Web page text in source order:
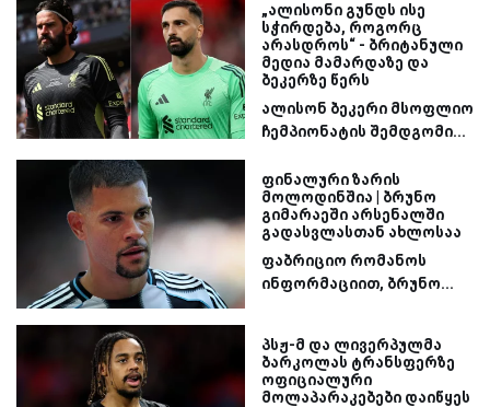
„ალისონი გუნდს ისე
სჭირდება, როგორც
არასდროს“ - ბრიტანული
მედია მამარდაზე და
ბეკერზე წერს
ალისონ ბეკერი მსოფლიო
ჩემპიონატის შემდგომი...
ფინალური ზარის
მოლოდინშია | ბრუნო
გიმარაეში არსენალში
გადასვლასთან ახლოსაა
ფაბრიციო რომანოს
ინფორმაციით, ბრუნო...
პსჟ-მ და ლივერპულმა
ბარკოლას ტრანსფერზე
ოფიციალური
მოლაპარაკებები დაიწყეს